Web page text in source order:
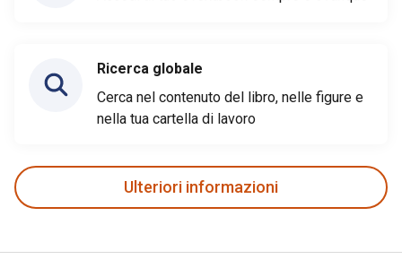
Ricerca globale
Cerca nel contenuto del libro, nelle figure e
nella tua cartella di lavoro
Ulteriori informazioni